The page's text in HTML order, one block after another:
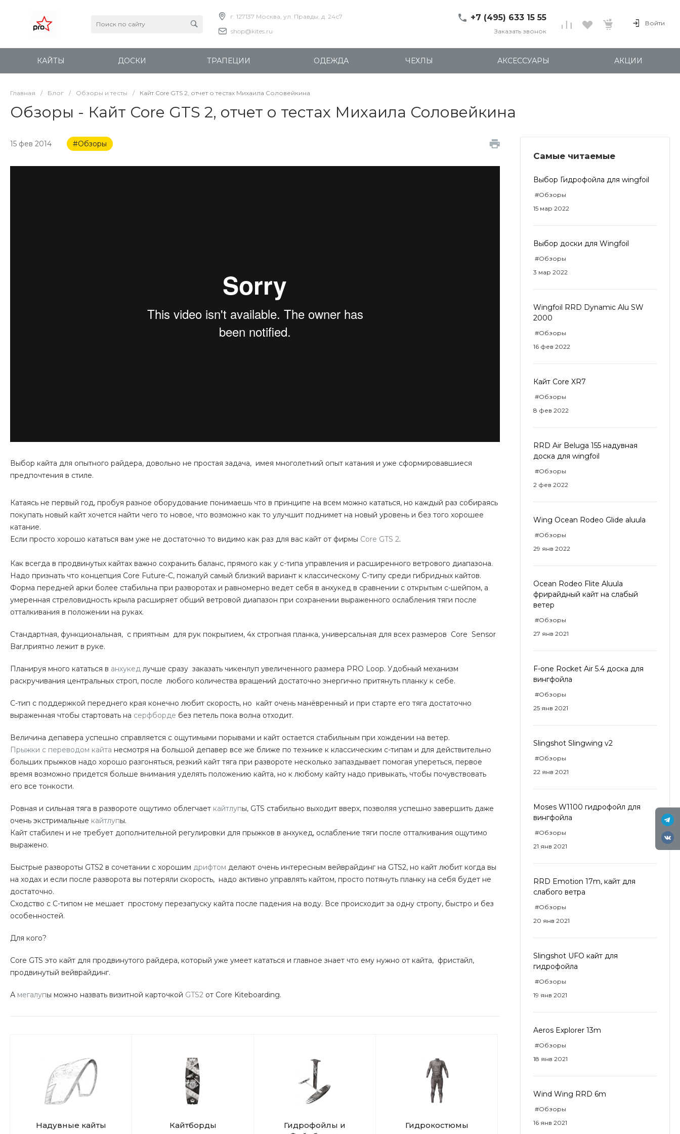
г. 127137 Москва, ул. Правды, д. 24с7
shop@kites.ru
+7 (495) 633 15 55
Правды, д. 24с7
Пн-Пт: 11:00-20:00
Заказать звонок
Войти
КАЙТЫ ДОСКИ ТРАПЕЦИИ ОДЕЖДА ЧЕХЛЫ АКСЕССУАРЫ АКЦИИ
Главная / Блог / Обзоры и тесты / Кайт Core GTS 2, отчет о тестах Михаила Соловейкина
Обзоры - Кайт Core GTS 2, отчет о тестах Михаила Соловейкина
Самые читаемые
Выбор Гидрофойла для wingfoil
#Обзоры
15 мар 2022
Выбор доски для Wingfoil
#Обзоры
3 мар 2022
Wingfoil RRD Dynamic Alu SW
2000
#Обзоры
16 фев 2022
Кайт Core XR7
#Обзоры
8 фев 2022
RRD Air Beluga 155 надувная
доска для wingfoil
#Обзоры
2 фев 2022
Wing Ocean Rodeo Glide aluula
#Обзоры
29 янв 2022
Ocean Rodeo Flite Aluula
фрирайдный кайт на слабый
ветер
#Обзоры
27 янв 2021
F-one Rocket Air 5.4 доска для
вингфойла
#Обзоры
25 янв 2021
Slingshot Slingwing v2
#Обзоры
22 янв 2021
Moses W1100 гидрофойл для
вингфойла
#Обзоры
21 янв 2021
RRD Emotion 17m, кайт для
слабого ветра
#Обзоры
20 янв 2021
Slingshot UFO кайт для
гидрофойла
#Обзоры
19 янв 2021
Aeros Explorer 13m
#Обзоры
18 янв 2021
Wind Wing RRD 6m
#Обзоры
16 янв 2021
15 фев 2014 #Обзоры
Выбор кайта для опытного райдера, довольно не простая задача, имея многолетний опыт катания и уже сформировавшиеся
предпочтения в стиле.
Катаясь не первый год, пробуя разное оборудование понимаешь что в принципе на всем можно кататься, но каждый раз собираясь
покупать новый кайт хочется найти чего то новое, что возможно как то улучшит поднимет на новый уровень и без того хорошее
катание.
Если просто хорошо кататься вам уже не достаточно то видимо как раз для вас кайт от фирмы Core GTS 2.
Как всегда в продвинутых кайтах важно сохранить баланс, прямого как у с-типа управления и расширенного ветрового диапазона.
Надо признать что концепция Core Future-C, пожалуй самый близкий вариант к классическому С-типу среди гибридных кайтов.
Форма передней арки более стабильна при разворотах и равномерно ведет себя в анхукед в сравнении с открытым с-шейпом, а
умеренная стреловидность крыла расширяет общий ветровой диапазон при сохранении выраженного ослабления тяги после
отталкивания в положении на руках.
Стандартная, функциональная, с приятным для рук покрытием, 4х стропная планка, универсальная для всех размеров Core Sensor
Bar,приятно лежит в руке.
Планируя много кататься в анхукед лучше сразу заказать чикенлуп увеличенного размера PRO Loop. Удобный механизм
раскручивания центральных строп, после любого количества вращений достаточно энергично притянуть планку к себе.
С-тип с поддержкой переднего края конечно любит скорость, но кайт очень манёвренный и при старте его тяга достаточно
выраженная чтобы стартовать на серфборде без петель пока волна отходит.
Величина депавера успешно справляется с ощутимыми порывами и кайт остается стабильным при хождении на ветер.
Прыжки с переводом кайта несмотря на большой депавер все же ближе по технике к классическим с-типам и для действительно
больших прыжков надо хорошо разгоняться, резкий кайт тяга при развороте несколько запаздывает помогая упереться, первое
время возможно придется больше внимания уделять положению кайта, но к любому кайту надо привыкать, чтобы почувствовать
его все тонкости.
Ровная и сильная тяга в развороте ощутимо облегчает кайтлупы, GTS стабильно выходит вверх, позволяя успешно завершить даже
очень экстримальные кайтлупы.
Кайт стабилен и не требует дополнительной регулировки для прыжков в анхукед, ослабление тяги после отталкивания ощутимо
выражено.
Быстрые развороты GTS2 в сочетании с хорошим дрифтом делают очень интересным вейврайдинг на GTS2, но кайт любит когда вы
на ходах и если после разворота вы потеряли скорость, надо активно управлять кайтом, просто потянуть планку на себя будет не
достаточно.
Сходство с С-типом не мешает простому перезапуску кайта после падения на воду. Все происходит за одну стропу, быстро и без
особенностей.
Для кого?
Core GTS это кайт для продвинутого райдера, который уже умеет кататься и главное знает что ему нужно от кайта, фристайл,
продвинутый вейврайдинг.
А мегалупы можно назвать визитной карточкой GTS2 от Core Kiteboarding.
Надувные кайты Кайтборды
Гидрофойлы и
Гидрокостюмы